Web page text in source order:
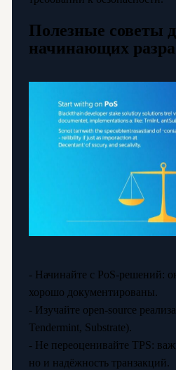
Полезные советы
начинающих
- Начинайте с PoS-решений:
хорошо документированы.
- Изучайте open-source
Tendermint, Substrate).
- Не переоценивайте TPS:
но и надёжность транзакций.